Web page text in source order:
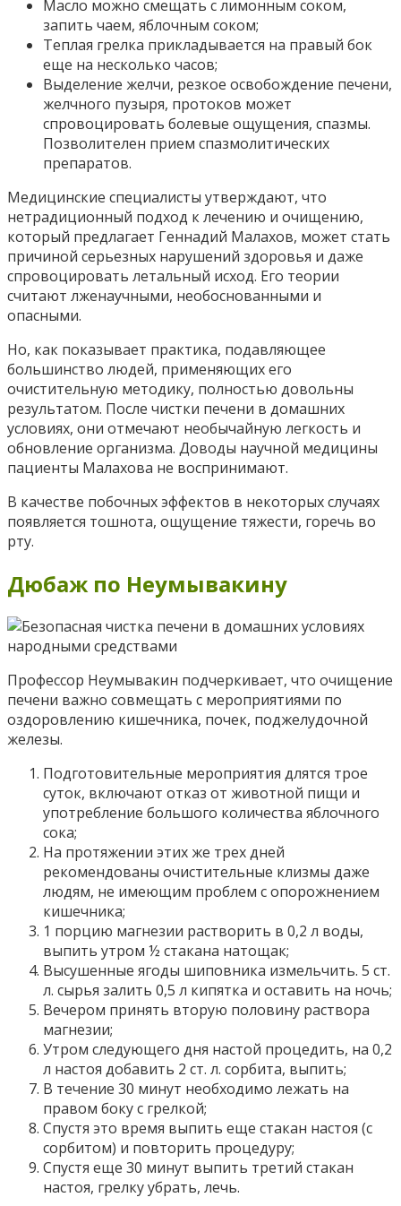
Масло можно смещать с лимонным соком,
запить чаем, яблочным соком;
Теплая грелка прикладывается на правый бок
еще на несколько часов;
Выделение желчи, резкое освобождение печени,
желчного пузыря, протоков может
спровоцировать болевые ощущения, спазмы.
Позволителен прием спазмолитических
препаратов.
Медицинские специалисты утверждают, что
нетрадиционный подход к лечению и очищению,
который предлагает Геннадий Малахов, может стать
причиной серьезных нарушений здоровья и даже
спровоцировать летальный исход. Его теории
считают лженаучными, необоснованными и
опасными.
Но, как показывает практика, подавляющее
большинство людей, применяющих его
очистительную методику, полностью довольны
результатом. После чистки печени в домашних
условиях, они отмечают необычайную легкость и
обновление организма. Доводы научной медицины
пациенты Малахова не воспринимают.
В качестве побочных эффектов в некоторых случаях
появляется тошнота, ощущение тяжести, горечь во
рту.
Дюбаж по Неумывакину
Профессор Неумывакин подчеркивает, что очищение
печени важно совмещать с мероприятиями по
оздоровлению кишечника, почек, поджелудочной
железы.
Подготовительные мероприятия длятся трое
суток, включают отказ от животной пищи и
употребление большого количества яблочного
сока;
На протяжении этих же трех дней
рекомендованы очистительные клизмы даже
людям, не имеющим проблем с опорожнением
кишечника;
1 порцию магнезии растворить в 0,2 л воды,
выпить утром ½ стакана натощак;
Высушенные ягоды шиповника измельчить. 5 ст.
л. сырья залить 0,5 л кипятка и оставить на ночь;
Вечером принять вторую половину раствора
магнезии;
Утром следующего дня настой процедить, на 0,2
л настоя добавить 2 ст. л. сорбита, выпить;
В течение 30 минут необходимо лежать на
правом боку с грелкой;
Спустя это время выпить еще стакан настоя (с
сорбитом) и повторить процедуру;
Спустя еще 30 минут выпить третий стакан
настоя, грелку убрать, лечь.